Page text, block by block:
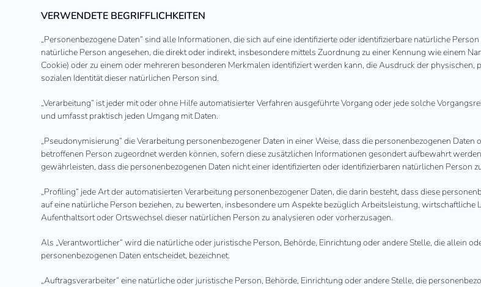
VERWENDETE BEGRIFFLICHKEITEN
„Personenbezogene Daten“ sind alle Informationen, die sich auf eine identifizierte oder identifizierbare natürliche
natürliche Person angesehen, die direkt oder indirekt, insbesondere mittels Zuordnung zu einer Kennung wie einem
Cookie) oder zu einem oder mehreren besonderen Merkmalen identifiziert werden kann, die Ausdruck der
sozialen Identität dieser natürlichen Person sind.
„Verarbeitung“ ist jeder mit oder ohne Hilfe automatisierter Verfahren ausgeführte Vorgang oder jede solche
und umfasst praktisch jeden Umgang mit Daten.
„Pseudonymisierung“ die Verarbeitung personenbezogener Daten in einer Weise, dass die personenbezogenen
betroffenen Person zugeordnet werden können, sofern diese zusätzlichen Informationen gesondert aufbewahrt
gewährleisten, dass die personenbezogenen Daten nicht einer identifizierten oder identifizierbaren natürlichen Person
„Profiling“ jede Art der automatisierten Verarbeitung personenbezogener Daten, die darin besteht, dass diese
auf eine natürliche Person beziehen, zu bewerten, insbesondere um Aspekte bezüglich Arbeitsleistung,
Aufenthaltsort oder Ortswechsel dieser natürlichen Person zu analysieren oder vorherzusagen.
Als „Verantwortlicher“ wird die natürliche oder juristische Person, Behörde, Einrichtung oder andere Stelle, die allein
personenbezogenen Daten entscheidet, bezeichnet.
„Auftragsverarbeiter“ eine natürliche oder juristische Person, Behörde, Einrichtung oder andere Stelle, die